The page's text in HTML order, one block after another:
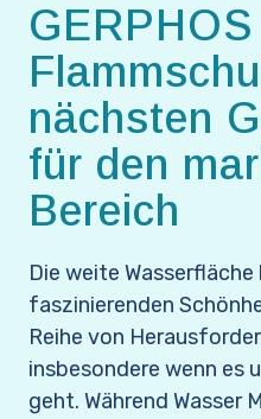
GERPHOS
nächsten
für den
Bereich
Die weite
faszinierenden
Reihe von
insbesondere wenn es
geht. Während Wasser